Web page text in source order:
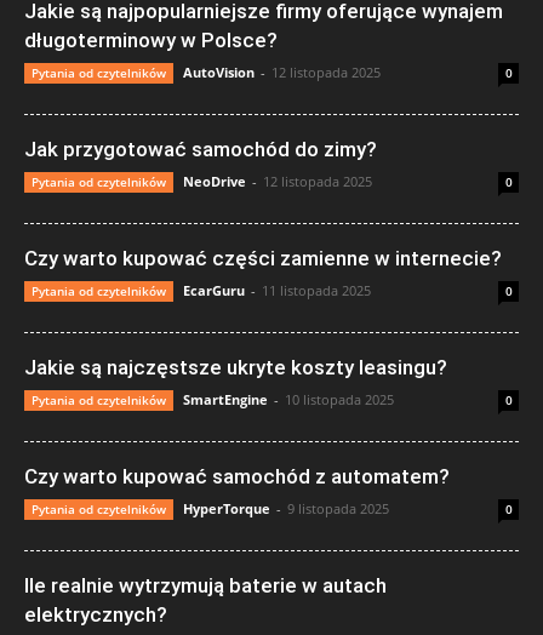
Jakie są najpopularniejsze firmy oferujące wynajem
długoterminowy w Polsce?
Pytania od czytelników AutoVision - 12 listopada 2025 0
Jak przygotować samochód do zimy?
Pytania od czytelników NeoDrive - 12 listopada 2025 0
Czy warto kupować części zamienne w internecie?
Pytania od czytelników EcarGuru - 11 listopada 2025 0
Jakie są najczęstsze ukryte koszty leasingu?
Pytania od czytelników SmartEngine - 10 listopada 2025 0
Czy warto kupować samochód z automatem?
Pytania od czytelników HyperTorque - 9 listopada 2025 0
Ile realnie wytrzymują baterie w autach
elektrycznych?